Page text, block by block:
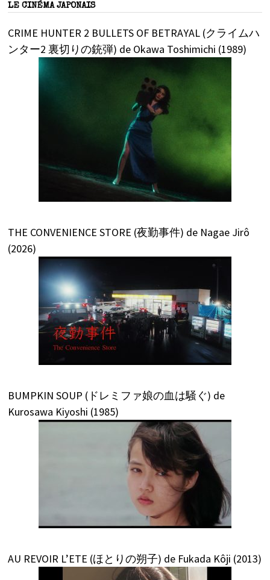
LE CINÉMA JAPONAIS
CRIME HUNTER 2 BULLETS OF BETRAYAL (クライムハ
ンター2 裏切りの銃弾) de Okawa Toshimichi (1989)
THE CONVENIENCE STORE (夜勤事件) de Nagae Jirô
(2026)
BUMPKIN SOUP (ドレミファ娘の血は騒ぐ) de
Kurosawa Kiyoshi (1985)
AU REVOIR L’ETE (ほとりの朔子) de Fukada Kôji (2013)